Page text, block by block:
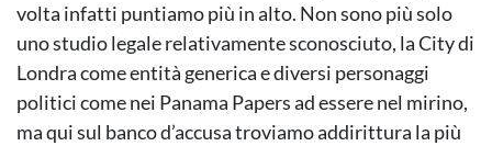
volta infatti puntiamo più in alto. Non sono più solo
uno studio legale relativamente sconosciuto, la City di
Londra come entità generica e diversi personaggi
politici come nei Panama Papers ad essere nel mirino,
ma qui sul banco d’accusa troviamo addirittura la più